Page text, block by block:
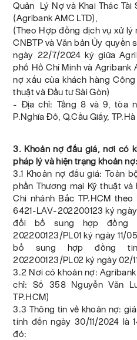
Quản Lý Nợ và Khai Thác Tài
(Agribank AMC LTD),
(Theo Hợp đồng dịch vụ xử
CNBTP và Văn bản Ủy quyền
ngày 22/7/2024 ký giữa
phố Hồ Chí Minh và Agribank
nợ xấu của khách hàng
thuật và Đầu tư Sài Gòn)
- Địa chỉ: Tầng 8 và 9, tòa
P.Nghĩa Đô, Q.Cầu Giấy,
3. Khoản nợ đấu giá, nơi có
pháp lý và hiện trạng khoản nợ:
3.1 Khoản nợ đấu giá: Toàn
phần Thương mại Kỹ thuật
Chi nhánh Bắc TP.HCM
6421-LAV-202200123 ký
đổi bổ sung hợp đồng
202200123/PL01 ký ngày 11/
bổ sung hợp đồng tin
202200123/PL02 ký ngày 02/
3.2 Nơi có khoản nợ:
chỉ: Số 358 Nguyễn Văn
TP.HCM)
3.3 Thông tin về khoản nợ:
tính đến ngày 30/11/2024 là
đó: